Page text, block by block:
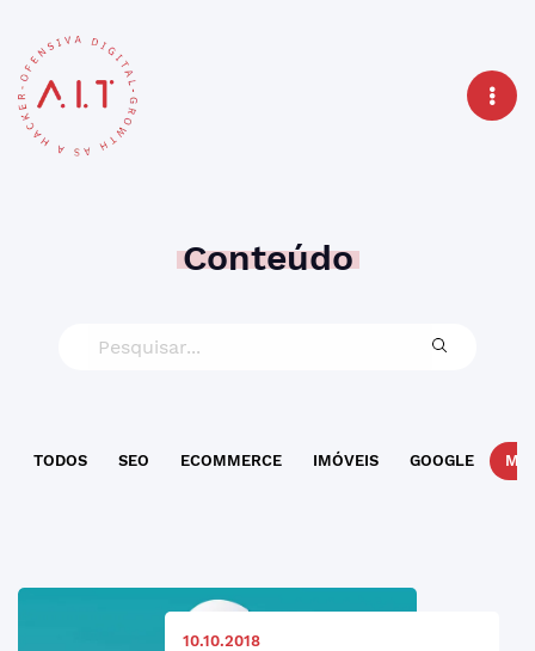
Conteúdo
TODOS SEO ECOMMERCE IMÓVEIS GOOGLE
10.10.2018